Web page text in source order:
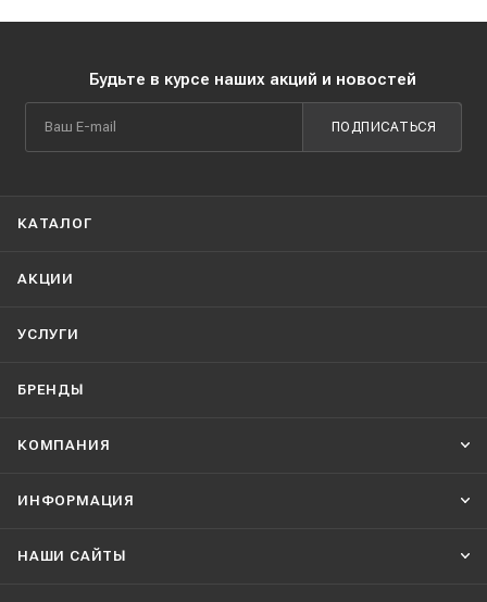
Будьте в курсе наших акций и новостей
ПОДПИСАТЬСЯ
КАТАЛОГ
АКЦИИ
УСЛУГИ
БРЕНДЫ
КОМПАНИЯ
ИНФОРМАЦИЯ
НАШИ CАЙТЫ